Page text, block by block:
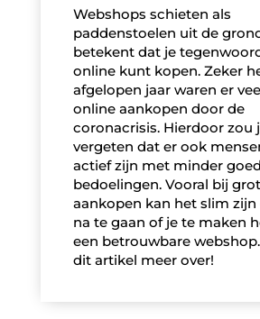
Webshops schieten als
paddenstoelen uit de
betekent dat je
online kunt kopen. Zeker
afgelopen jaar waren er
online aankopen door de
coronacrisis. Hierdoor zou
vergeten dat er ook
actief zijn met minder
bedoelingen. Vooral bij
aankopen kan het slim zijn
na te gaan of je te maken
een betrouwbare
dit artikel meer over!